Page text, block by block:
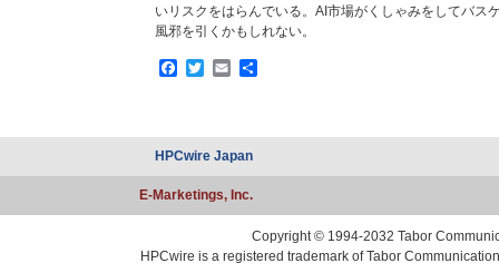
いリスクをはらんでいる。AI市場がくしゃみをしてバス
風邪を引くかもしれない。
Facebook
TwitterEmail
共
HPCwire Japan
E-Marketings, Inc.
Copyright © 1994-2032 Tabor
HPCwire is a registered trademark of Tabor